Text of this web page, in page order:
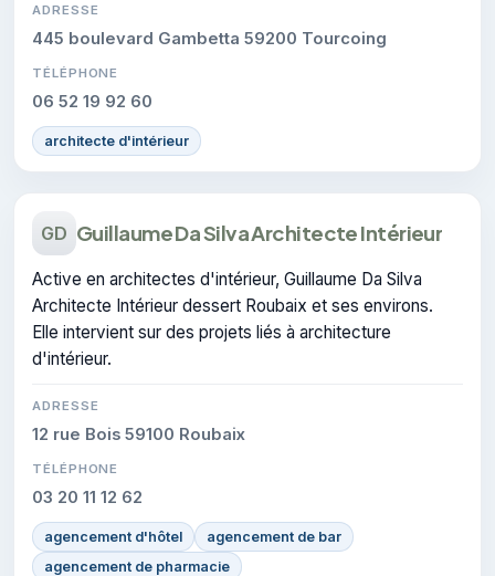
ADRESSE
445 boulevard Gambetta 59200 Tourcoing
TÉLÉPHONE
06 52 19 92 60
architecte d'intérieur
GD Guillaume Da Silva Architecte Intérieur
Active en architectes d'intérieur, Guillaume Da Silva
Architecte Intérieur dessert Roubaix et ses environs.
Elle intervient sur des projets liés à architecture
d'intérieur.
ADRESSE
12 rue Bois 59100 Roubaix
TÉLÉPHONE
03 20 11 12 62
agencement d'hôtel
agencement de bar
agencement de pharmacie